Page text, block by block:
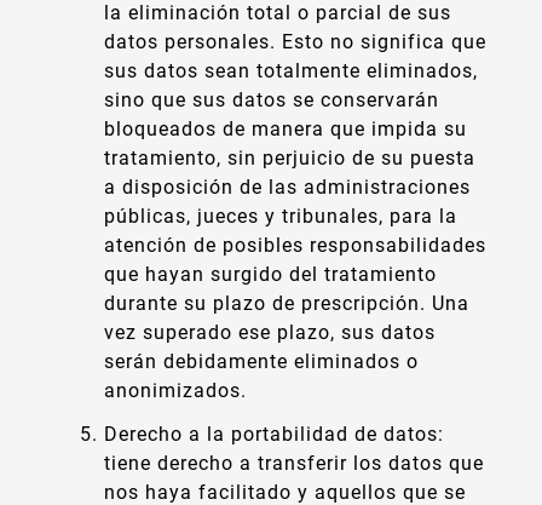
la eliminación total o parcial de sus
datos personales. Esto no significa que
sus datos sean totalmente eliminados,
sino que sus datos se conservarán
bloqueados de manera que impida su
tratamiento, sin perjuicio de su puesta
a disposición de las administraciones
públicas, jueces y tribunales, para la
atención de posibles responsabilidades
que hayan surgido del tratamiento
durante su plazo de prescripción. Una
vez superado ese plazo, sus datos
serán debidamente eliminados o
anonimizados.
Derecho a la portabilidad de datos:
tiene derecho a transferir los datos que
nos haya facilitado y aquellos que se